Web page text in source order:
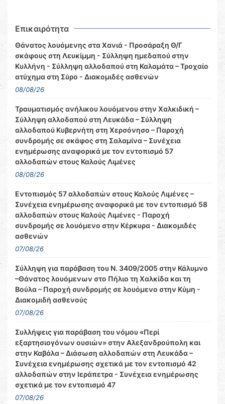
Επικαιρότητα
Θάνατος λουόμενης στα Χανιά - Προσάραξη Θ/Γ
σκάφους στη Λευκίμμη - Σύλληψη ημεδαπού στην
Κυλλήνη - Σύλληψη αλλοδαπού στη Καλαμάτα – Τροχαίο
ατύχημα στη Σύρο - Διακομιδές ασθενών
08/08/26
Τραυματισμός ανήλικου λουόμενου στην Χαλκιδική –
Σύλληψη αλλοδαπού στη Λευκάδα – Σύλληψη
αλλοδαπού Κυβερνήτη στη Χερσόνησο – Παροχή
συνδρομής σε σκάφος στη Σαλαμίνα – Συνέχεια
ενημέρωσης αναφορικά με τον εντοπισμό 57
αλλοδαπών στους Καλούς Λιμένες
08/08/26
Εντοπισμός 57 αλλοδαπών στους Καλούς Λιμένες –
Συνέχεια ενημέρωσης αναφορικά με τον εντοπισμό 58
αλλοδαπών στους Καλούς Λιμένες - Παροχή
συνδρομής σε λουόμενο στην Κέρκυρα - Διακομιδές
ασθενών
07/08/26
Σύλληψη για παράβαση του Ν. 3409/2005 στην Κάλυμνο
–Θάνατος λουόμενων στο Πήλιο τη Χαλκίδα και τη
Βούλα – Παροχή συνδρομής σε λουόμενο στην Κύμη -
Διακομιδή ασθενούς
07/08/26
Συλλήψεις για παράβαση του νόμου «Περί
εξαρτησιογόνων ουσιών» στην Αλεξανδρούπολη και
στην Καβάλα – Διάσωση αλλοδαπών στη Λευκάδα –
Συνέχεια ενημέρωσης σχετικά με τον εντοπισμό 42
αλλοδαπών στην Ιεράπετρα - Συνέχεια ενημέρωσης
σχετικά με τον εντοπισμό 47
07/08/26